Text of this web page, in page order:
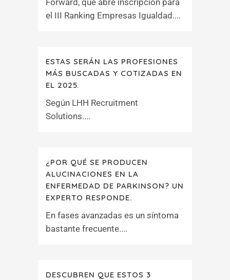
Forward, que abre inscripción para
el III Ranking Empresas Igualdad....
ESTAS SERÁN LAS PROFESIONES
MÁS BUSCADAS Y COTIZADAS EN
EL 2025.
Según LHH Recruitment
Solutions....
¿POR QUÉ SE PRODUCEN
ALUCINACIONES EN LA
ENFERMEDAD DE PARKINSON? UN
EXPERTO RESPONDE.
En fases avanzadas es un síntoma
bastante frecuente....
DESCUBREN QUE ESTOS 3